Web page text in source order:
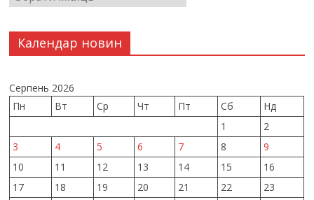
Календар новин
Серпень 2026
Пн
Вт Ср Чт Пт Сб
Нд
1
2
3
4 5 6 7 8
9
10
11 12 13 14 15
16
17
18 19 20 21 22
23